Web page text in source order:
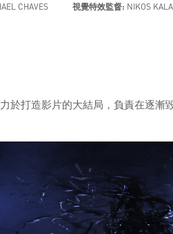
CHAVES 視覺特效監督: NIKOS
於打造影片的大結局，負責在逐漸